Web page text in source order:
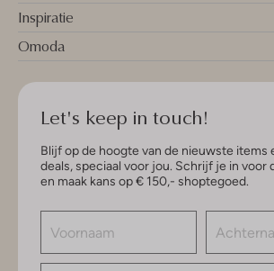
Inspiratie
Omoda
Let's keep in touch!
Blijf op de hoogte van de nieuwste items
deals, speciaal voor jou. Schrijf je in voor
en maak kans op € 150,- shoptegoed.